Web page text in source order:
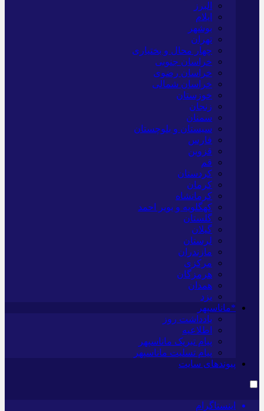
البرز
ایلام
بوشهر
تهران
چهار محال و بختیاری
خراسان جنوبی
خراسان رضوی
خراسان شمالی
خوزستان
زنجان
سمنان
سیستان و بلوچستان
فارس
قزوین
قم
کردستان
کرمان
کرمانشاه
کهگلویه و بویر احمد
گلستان
گیلان
لرستان
مازندران
مرکزی
هرمزگان
همدان
یزد
*ماناسپهر
یادداشت روز
اطلاعیه
پیام تبریک ماناسپهر
پیام تسلیت ماناسپهر
پیوندهای سایت
اینستاگرام